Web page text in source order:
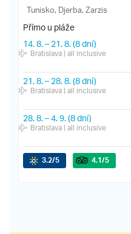
Tunisko, Djerba, Zarzis
Přímo u pláže
14. 8.– 21. 8.(8 dní)
Bratislava| all inclusive
21. 8.– 28. 8.(8 dní)
Bratislava| all inclusive
28. 8.–4. 9.(8 dní)
Bratislava| all inclusive
3.2/5 4.1/5